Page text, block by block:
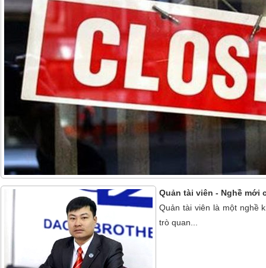
Quản tài viên - Nghề mới
Quản tài viên là một nghề
trò quan...